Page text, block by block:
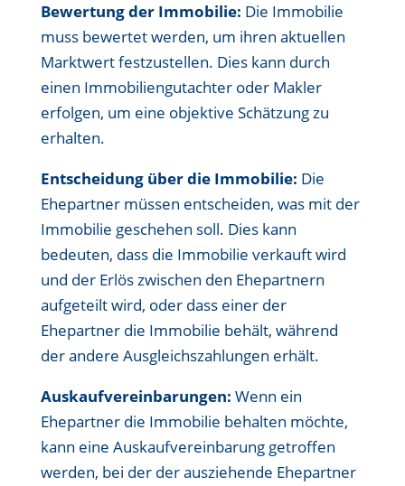
Bewertung der Immobilie: Die Immobilie
muss bewertet werden, um ihren aktuellen
Marktwert festzustellen. Dies kann durch
einen Immobiliengutachter oder Makler
erfolgen, um eine objektive Schätzung zu
erhalten.
Entscheidung über die Immobilie: Die
Ehepartner müssen entscheiden, was mit der
Immobilie geschehen soll. Dies kann
bedeuten, dass die Immobilie verkauft wird
und der Erlös zwischen den Ehepartnern
aufgeteilt wird, oder dass einer der
Ehepartner die Immobilie behält, während
der andere Ausgleichszahlungen erhält.
Auskaufvereinbarungen: Wenn ein
Ehepartner die Immobilie behalten möchte,
kann eine Auskaufvereinbarung getroffen
werden, bei der der ausziehende Ehepartner